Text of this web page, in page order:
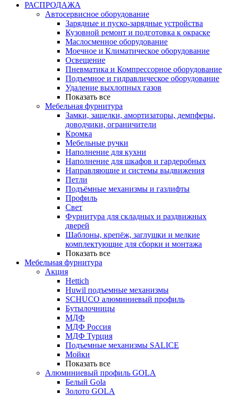
РАСПРОДАЖА
Автосервисное оборудование
Зарядные и пуско-зарядные устройства
Кузовной ремонт и подготовка к окраске
Маслосменное оборудование
Моечное и Климатическое оборудование
Освещение
Пневматика и Компрессорное оборудование
Подъемное и гидравлическое оборудование
Удаление выхлопных газов
Показать все
Мебельная фурнитура
Замки, защелки, амортизаторы, демпферы,
доводчики, ограничители
Кромка
Мебельные ручки
Наполнение для кухни
Наполнение для шкафов и гардеробных
Направляющие и системы выдвижения
Петли
Подъёмные механизмы и газлифты
Профиль
Свет
Фурнитура для складных и раздвижных
дверей
Шаблоны, крепёж, заглушки и мелкие
комплектующие для сборки и монтажа
Показать все
Мебельная фурнитура
Акция
Hettich
Huwil подъемные механизмы
SCHUCO алюминиевый профиль
Бутылочницы
МДФ
МДФ Россия
МДФ Турция
Подъемные механизмы SALICE
Мойки
Показать все
Алюминиевый профиль GOLA
Белый Gola
Золото GOLA